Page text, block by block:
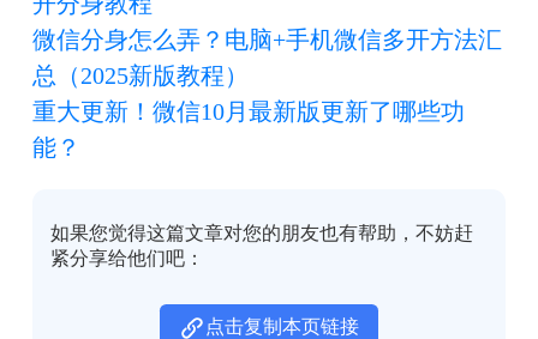
微信分身怎么弄？电脑+手机微信多开方法汇
总（2025新版教程）
重大更新！微信10月最新版更新了哪些功
能？
如果您觉得这篇文章对您的朋友也有帮助，不妨赶
紧分享给他们吧：
点击复制本页链接